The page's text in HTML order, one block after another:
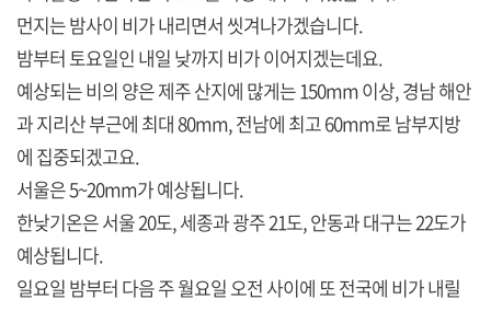
먼지는 밤사이 비가 내리면서 씻겨나가겠습니다.
밤부터 토요일인 내일 낮까지 비가 이어지겠는데요.
예상되는 비의 양은 제주 산지에 많게는 150mm 이상, 경남 해안
과 지리산 부근에 최대 80mm, 전남에 최고 60mm로 남부지방
에 집중되겠고요.
서울은 5~20mm가 예상됩니다.
한낮기온은 서울 20도, 세종과 광주 21도, 안동과 대구는 22도가
예상됩니다.
일요일 밤부터 다음 주 월요일 오전 사이에 또 전국에 비가 내릴